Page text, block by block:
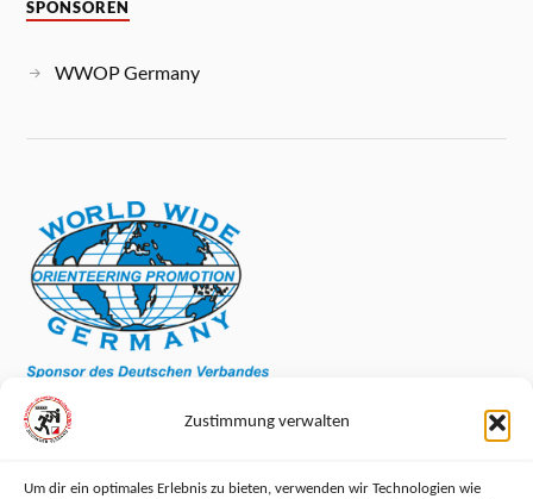
Zustimmung verwalten
Um dir ein optimales Erlebnis zu bieten, verwenden wir Technologien wie
SPONSOREN
WWOP Germany